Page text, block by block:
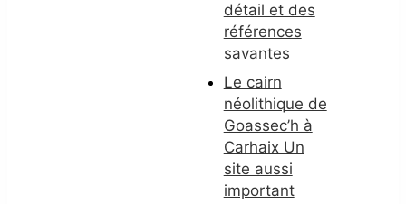
détail et des
références
savantes
Le cairn
néolithique de
Goassec’h à
Carhaix Un
site aussi
important